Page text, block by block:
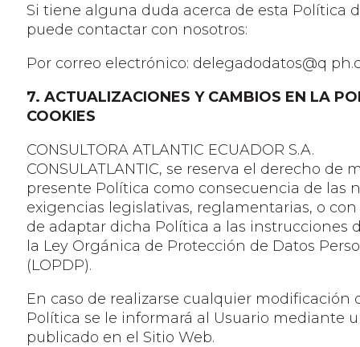
Si tiene alguna duda acerca de esta Política
puede contactar con nosotros:
Por correo electrónico: delegadodatos@q
7. ACTUALIZACIONES Y CAMBIOS EN LA
COOKIES
CONSULTORA ATLANTIC ECUADOR S.A.
CONSULATLANTIC, se reserva el derecho de
presente Política como consecuencia de las
exigencias legislativas, reglamentarias, o
de adaptar dicha Política a las instrucciones
la Ley Orgánica de Protección de Datos
(LOPDP).
En caso de realizarse cualquier modificación
Política se le informará al Usuario mediante
publicado en el Sitio Web.